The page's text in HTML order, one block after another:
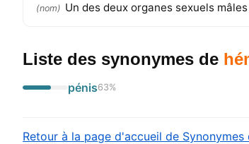
(nom) Un des deux organes sexuels
Liste des synonymes de
pénis63%
Retour à la page d'accueil de Synonymes